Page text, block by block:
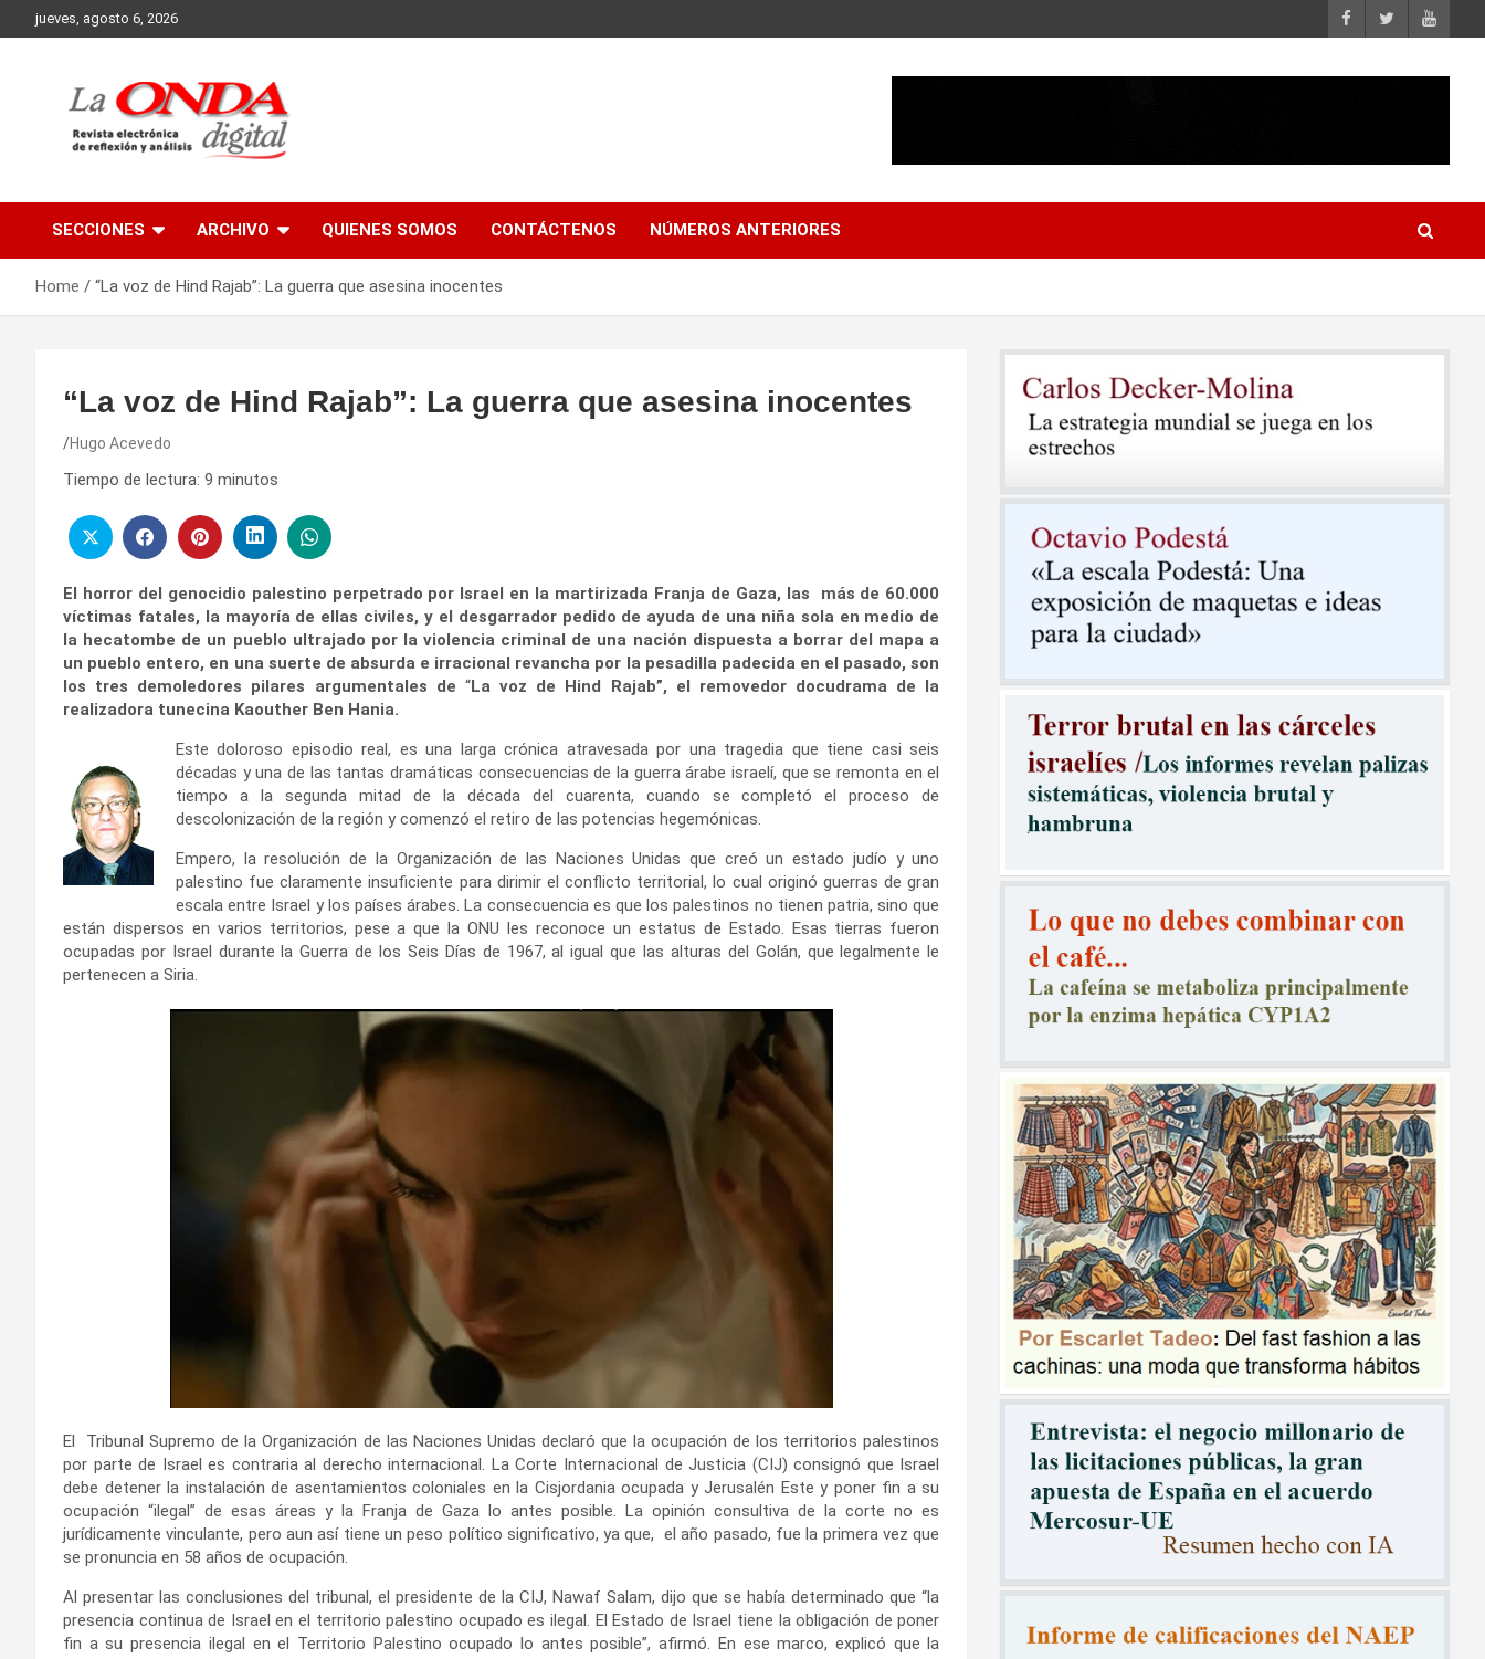
to
jueves, agosto 6, 2026
SECCIONES ARCHIVO QUIENES SOMOS CONTÁCTENOS NÚMEROS ANTERIORES
Home “La voz de Hind Rajab”: La guerra que asesina inocentes
“La voz de Hind Rajab”: La guerra que asesina inocentes
Hugo Acevedo
Tiempo de lectura: 9 minutos
El horror del genocidio palestino perpetrado por Israel en la martirizada Franja de Gaza, las más de 60.000
víctimas fatales, la mayoría de ellas civiles, y el desgarrador pedido de ayuda de una niña sola en medio de
la hecatombe de un pueblo ultrajado por la violencia criminal de una nación dispuesta a borrar del mapa a
un pueblo entero, en una suerte de absurda e irracional revancha por la pesadilla padecida en el pasado, son
los tres demoledores pilares argumentales de “La voz de Hind
Rajab”, el removedor docudrama de la
realizadora tunecina Kaouther Ben Hania.
Este doloroso episodio real, es una larga crónica atravesada por una tragedia que tiene casi seis
décadas y una de las tantas dramáticas consecuencias de la guerra árabe israelí, que se remonta en el
tiempo a la segunda mitad de la década del cuarenta, cuando se completó el proceso de
descolonización de la región y comenzó el retiro de las potencias hegemónicas.
Empero, la resolución de la Organización de las Naciones Unidas que creó un estado judío y uno
palestino fue claramente insuficiente para dirimir el conflicto territorial, lo cual originó guerras de gran
escala entre Israel y los países árabes. La consecuencia es que los palestinos no tienen patria, sino que
están dispersos en varios territorios, pese a que la ONU les reconoce un estatus de Estado. Esas tierras fueron
ocupadas por Israel durante la Guerra de los Seis Días de 1967, al igual que las alturas del Golán, que legalmente le
pertenecen a Siria.
El Tribunal Supremo de la Organización de las Naciones Unidas declaró que la ocupación de los territorios palestinos
por parte de Israel es contraria al derecho internacional. La Corte Internacional de Justicia (CIJ) consignó que Israel
debe detener la instalación de asentamientos coloniales en la Cisjordania ocupada y Jerusalén Este y poner fin a su
ocupación “ilegal” de esas áreas y la Franja de Gaza lo antes posible. La opinión consultiva de la corte no es
jurídicamente vinculante, pero aun así tiene un peso político significativo, ya que, el año pasado, fue la primera vez que
se pronuncia en 58 años de ocupación.
Al presentar las conclusiones del tribunal, el presidente de la CIJ, Nawaf Salam, dijo que se había determinado que “la
presencia continua de Israel en el territorio palestino ocupado es ilegal. El Estado de Israel tiene la obligación de poner
fin a su presencia ilegal en el Territorio Palestino ocupado lo antes posible”, afirmó. En ese marco, explicó que la